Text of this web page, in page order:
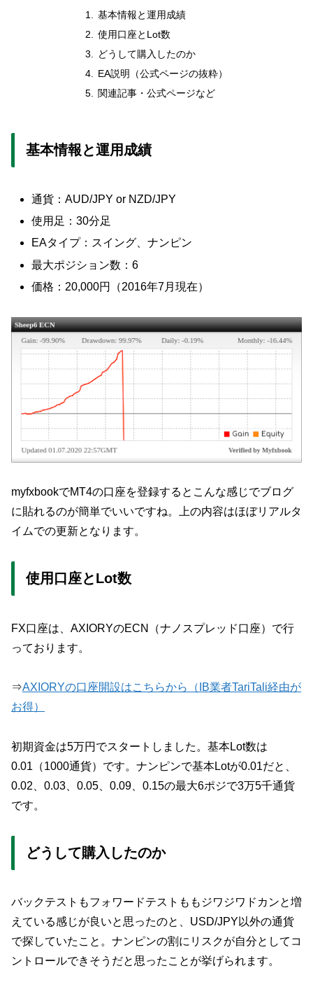
基本情報と運用成績
使用口座とLot数
どうして購入したのか
EA説明（公式ページの抜粋）
関連記事・公式ページなど
基本情報と運用成績
通貨：AUD/JPY or NZD/JPY
使用足：30分足
EAタイプ：スイング、ナンピン
最大ポジション数：6
価格：20,000円（2016年7月現在）
myfxbookでMT4の口座を登録するとこんな感じでブログ
に貼れるのが簡単でいいですね。上の内容はほぼリアルタ
イムでの更新となります。
使用口座とLot数
FX口座は、AXIORYのECN（ナノスプレッド口座）で行
っております。
⇒AXIORYの口座開設はこちらから（IB業者TariTali経由が
お得）
初期資金は5万円でスタートしました。基本Lot数は
0.01（1000通貨）です。ナンピンで基本Lotが0.01だと、
0.02、0.03、0.05、0.09、0.15の最大6ポジで3万5千通貨
です。
どうして購入したのか
バックテストもフォワードテストももジワジワドカンと増
えている感じが良いと思ったのと、USD/JPY以外の通貨
で探していたこと。ナンピンの割にリスクが自分としてコ
ントロールできそうだと思ったことが挙げられます。